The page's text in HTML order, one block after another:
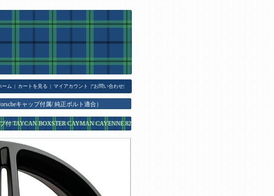
ーム | カートを見る | マイアカウント |"お問い合わせ|
キャップ付属/ 純正ボルト適合）
付 TAYCAN BOXSTER CAYMAN CAYENNE 82